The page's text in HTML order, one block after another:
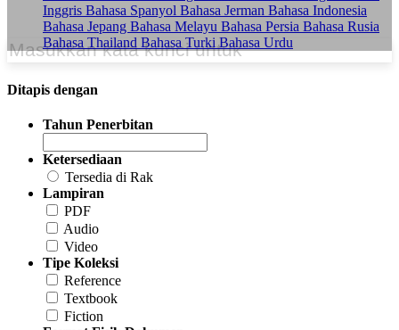
Inggris Bahasa Spanyol Bahasa Jerman Bahasa Indonesia
Bahasa Jepang Bahasa Melayu Bahasa Persia Bahasa Rusia
Bahasa Thailand Bahasa TurkiBahasa Urdu
Ditapis dengan
Tahun Penerbitan
Ketersediaan
Tersedia di Rak
Lampiran
PDF
Audio
Video
Tipe Koleksi
Reference
Textbook
Fiction